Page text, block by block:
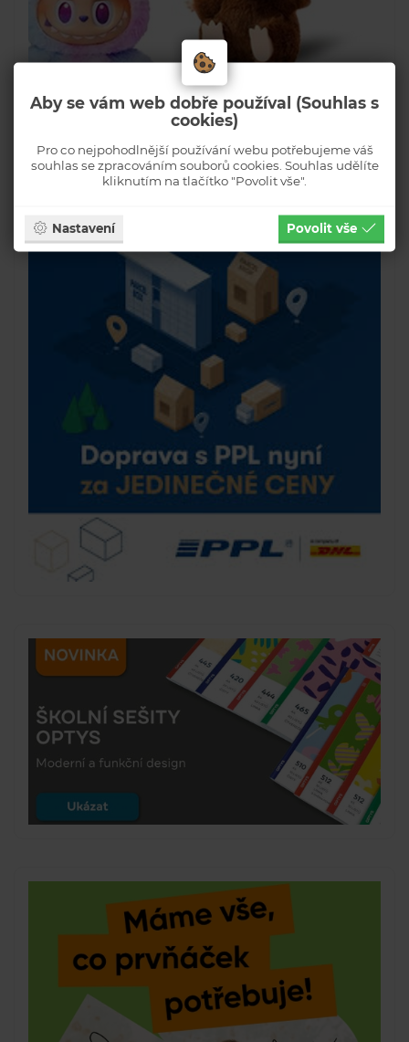
Aby se vám web dobře používal (Souhlas s
cookies)
Pro co nejpohodlnější používání webu potřebujeme váš
souhlas se zpracováním souborů cookies. Souhlas udělíte
kliknutím na tlačítko "Povolit vše".
Nastavení Povolit vše